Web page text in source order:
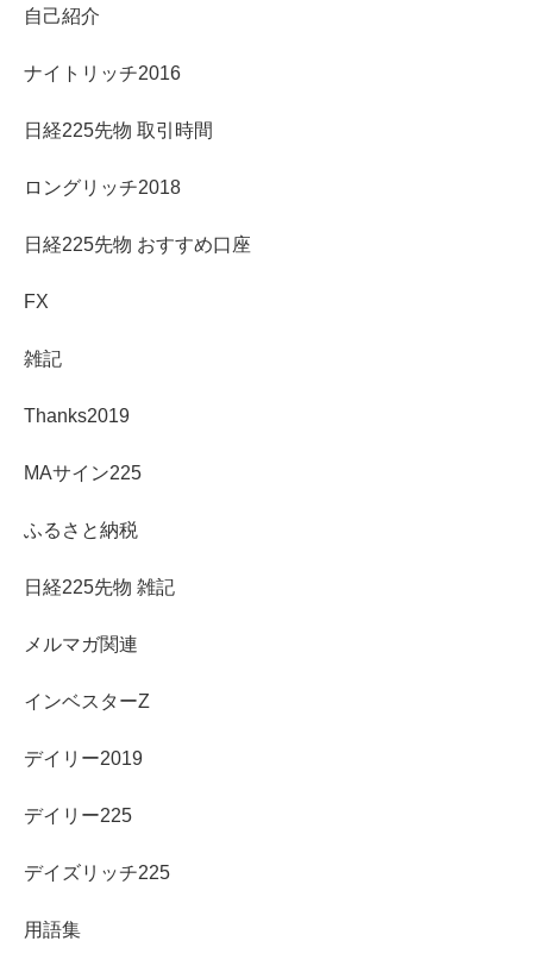
自己紹介
ナイトリッチ2016
日経225先物 取引時間
ロングリッチ2018
日経225先物 おすすめ口座
FX
雑記
Thanks2019
MAサイン225
ふるさと納税
日経225先物 雑記
メルマガ関連
インベスターZ
デイリー2019
デイリー225
デイズリッチ225
用語集